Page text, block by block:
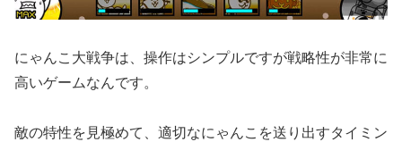
にゃんこ大戦争は、操作はシンプルですが戦略性が非常に
高いゲームなんです。
敵の特性を見極めて、適切なにゃんこを送り出すタイミン